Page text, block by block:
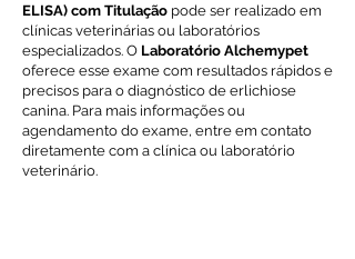
ELISA) com Titulação pode ser realizado em
clínicas veterinárias ou laboratórios
especializados. O Laboratório Alchemypet
oferece esse exame com resultados rápidos e
precisos para o diagnóstico de erlichiose
canina. Para mais informações ou
agendamento do exame, entre em contato
diretamente com a clínica ou laboratório
veterinário.